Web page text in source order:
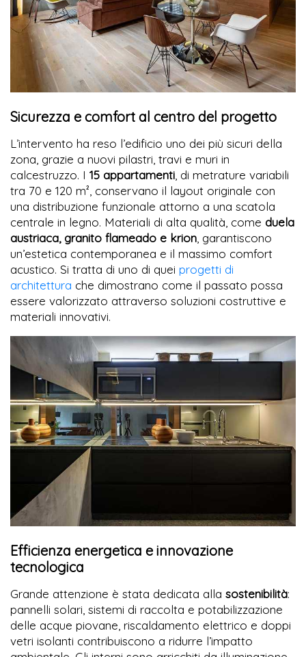
Sicurezza e comfort al centro del progetto
L’intervento ha reso l’edificio uno dei più sicuri della
zona, grazie a nuovi pilastri, travi e muri in
calcestruzzo. I 15 appartamenti , di metrature variabili
tra 70 e 120 m², conservano il layout originale con
una distribuzione funzionale attorno a una scatola
centrale in legno. Materiali di alta qualità, come duela
austriaca, granito flameado e krion , garantiscono
un’estetica contemporanea e il massimo comfort
acustico. Si tratta di uno di quei progetti di
architettura che dimostrano come il passato possa
essere valorizzato attraverso soluzioni costruttive e
materiali innovativi.
Efficienza energetica e innovazione
tecnologica
Grande attenzione è stata dedicata alla sostenibilità:
pannelli solari, sistemi di raccolta e potabilizzazione
delle acque piovane, riscaldamento elettrico e doppi
vetri isolanti contribuiscono a ridurre l’impatto